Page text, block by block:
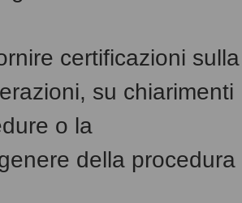
certificazioni sulla
su chiarimenti
o la
della procedura